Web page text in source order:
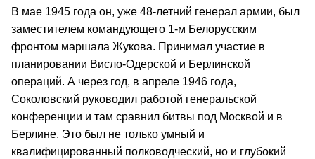
В мае 1945 года он, уже 48-летний генерал армии, был
заместителем командующего 1-м Белорусским
фронтом маршала Жукова. Принимал участие в
планировании Висло-Одерской и Берлинской
операций. А через год, в апреле 1946 года,
Соколовский руководил работой генеральской
конференции и там сравнил битвы под Москвой и в
Берлине. Это был не только умный и
квалифицированный полководческий, но и глубокий